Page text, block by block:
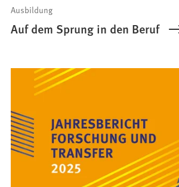
Ausbildung
Auf dem Sprung in den Beruf